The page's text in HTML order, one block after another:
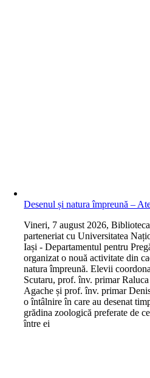
Desenul și natura împreună –
Vineri, 7 august 2026,
parteneriat cu Universitatea
Iași - Departamentul pentru
organizat o nouă activitate din
natura împreună. Elevii
Scutaru, prof. înv. primar
Agache și prof. înv. primar
o întâlnire în care au desenat
grădina zoologică preferate de
între ei